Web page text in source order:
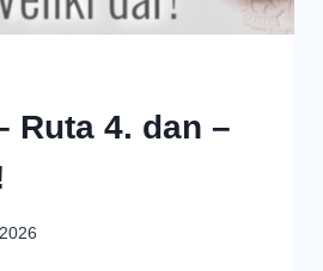
Ruta 4. dan –